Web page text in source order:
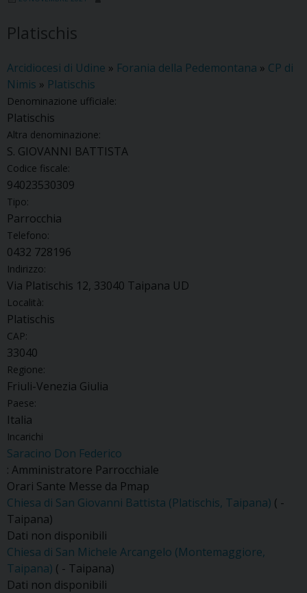
Platischis
Arcidiocesi di Udine » Forania della Pedemontana » CP di
Nimis » Platischis
Denominazione ufficiale:
Platischis
Altra denominazione:
S. GIOVANNI BATTISTA
Codice fiscale:
94023530309
Tipo:
Parrocchia
Telefono:
0432 728196
Indirizzo:
Via Platischis 12, 33040 Taipana UD
Località:
Platischis
CAP:
33040
Regione:
Friuli-Venezia Giulia
Paese:
Italia
Incarichi
Saracino Don Federico
: Amministratore Parrocchiale
Orari Sante Messe da Pmap
Chiesa di San Giovanni Battista (Platischis, Taipana) ( -
Taipana)
Dati non disponibili
Chiesa di San Michele Arcangelo (Montemaggiore,
Taipana) ( - Taipana)
Dati non disponibili